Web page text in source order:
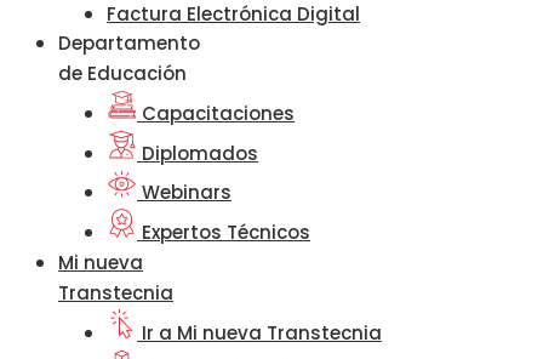
Factura Electrónica Digital
Departamento
de Educación
Capacitaciones
Diplomados
Webinars
Expertos Técnicos
Mi nueva
Transtecnia
Ir a Mi nueva Transtecnia